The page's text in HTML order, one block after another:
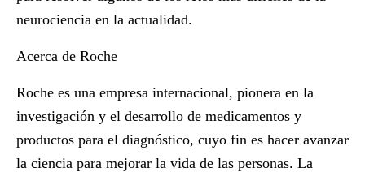
neurociencia en la actualidad.
Acerca de Roche
Roche es una empresa internacional, pionera en la
investigación y el desarrollo de medicamentos y
productos para el diagnóstico, cuyo fin es hacer avanzar
la ciencia para mejorar la vida de las personas. La